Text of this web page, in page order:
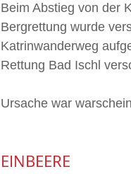
Beim Abstieg von der
Bergrettung wurde
Katrinwanderweg
Rettung Bad Ischl
Ursache war
EINBEERE